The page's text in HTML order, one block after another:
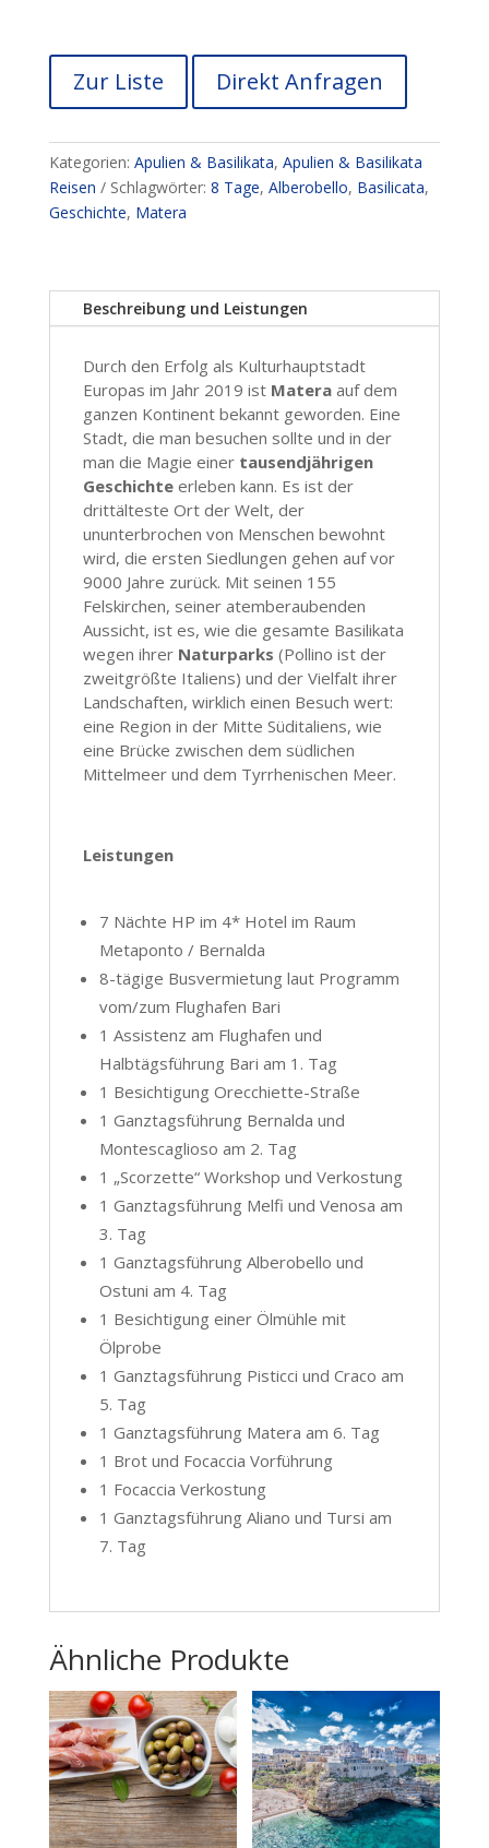
Zur Liste Direkt Anfragen
Kategorien: Apulien & Basilikata, Apulien & Basilikata
Reisen
Schlagwörter: 8 Tage, Alberobello, Basilicata,
Geschichte, Matera
Beschreibung und Leistungen
Durch den Erfolg als Kulturhauptstadt
Europas im Jahr 2019 ist Materaauf dem
ganzen Kontinent bekannt geworden. Eine
Stadt, die man besuchen sollte und in der
man die Magie einer tausendjährigen
Geschichteerleben kann. Es ist der
drittälteste Ort der Welt, der
ununterbrochen von Menschen bewohnt
wird, die ersten Siedlungen gehen auf vor
9000 Jahre zurück. Mit seinen 155
Felskirchen, seiner atemberaubenden
Aussicht, ist es, wie die gesamte Basilikata
wegen ihrer Naturparks (Pollino ist der
zweitgrößte Italiens) und der Vielfalt ihrer
Landschaften, wirklich einen Besuch wert:
eine Region in der Mitte Süditaliens, wie
eine Brücke zwischen dem südlichen
Mittelmeer und dem Tyrrhenischen Meer.
Leistungen
7 Nächte HP im 4* Hotel im Raum
Metaponto / Bernalda
8-tägige Busvermietung laut Programm
vom/zum Flughafen Bari
1 Assistenz am Flughafen und
Halbtägsführung Bari am 1. Tag
1 Besichtigung Orecchiette-Straße
1 Ganztagsführung Bernalda und
Montescaglioso am 2. Tag
1 „Scorzette“ Workshop und Verkostung
1 Ganztagsführung Melfi und Venosa am
3. Tag
1 Ganztagsführung Alberobello und
Ostuni am 4. Tag
1 Besichtigung einer Ölmühle mit
Ölprobe
1 Ganztagsführung Pisticci und Craco am
5. Tag
1 Ganztagsführung Matera am 6. Tag
1 Brot und Focaccia Vorführung
1 Focaccia Verkostung
1 Ganztagsführung Aliano und Tursi am
7. Tag
Ähnliche Produkte